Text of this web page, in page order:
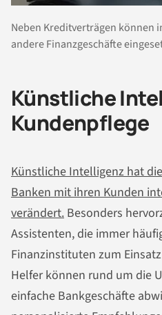
Neben Kreditverträgen können
andere Finanzgeschäfte
Künstliche
Kundenpflege
Künstliche Intelligenz hat
Banken mit ihren Kunden
verändert. Besonders
Assistenten, die immer
Finanzinstituten zum
Helfer können rund um die
einfache Bankgeschäfte